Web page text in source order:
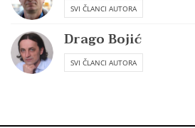
SVI ČLANCI AUTORA
Drago Bojić
SVI ČLANCI AUTORA